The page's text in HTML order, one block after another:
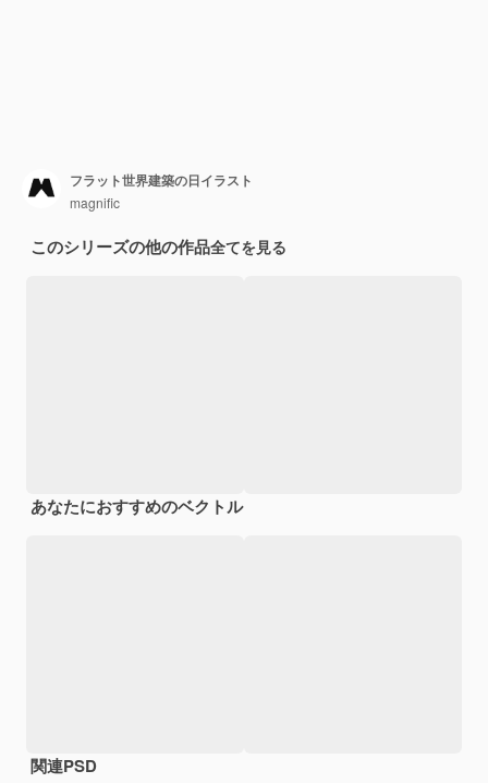
フラット世界建築の日イラスト
magnific
このシリーズの他の作品全てを見る
あなたにおすすめのベクトル
関連PSD